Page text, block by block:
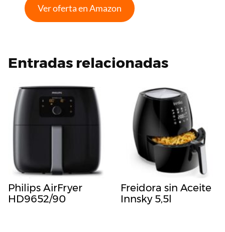
Ver oferta en Amazon
Entradas relacionadas
Philips AirFryer
HD9652/90
Freidora sin Aceite
Innsky 5,5l